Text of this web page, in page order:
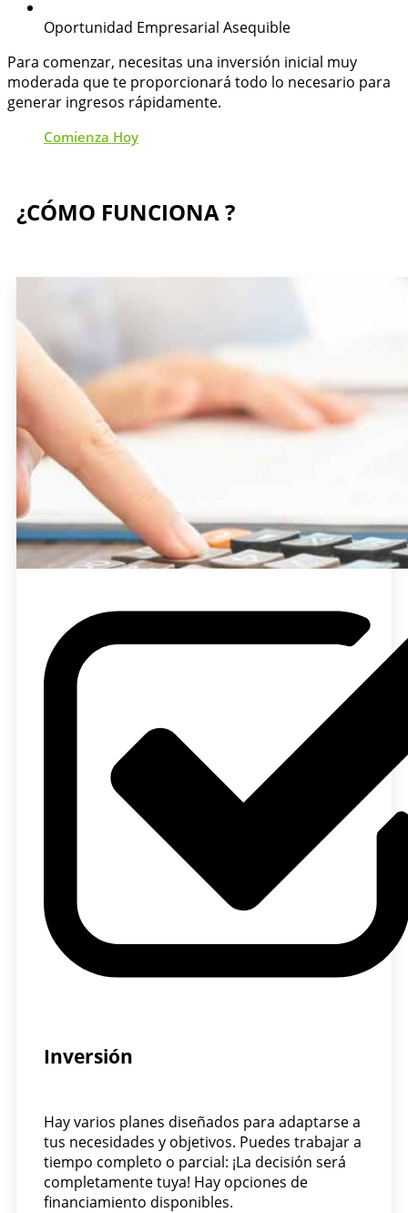
Oportunidad Empresarial Asequible
Para comenzar, necesitas una inversión inicial muy
moderada que te proporcionará todo lo necesario para
generar ingresos rápidamente.
Comienza Hoy
¿CÓMO FUNCIONA ?
Inversión
Hay varios planes diseñados para adaptarse a
tus necesidades y objetivos. Puedes trabajar a
tiempo completo o parcial: ¡La decisión será
completamente tuya! Hay opciones de
financiamiento disponibles.